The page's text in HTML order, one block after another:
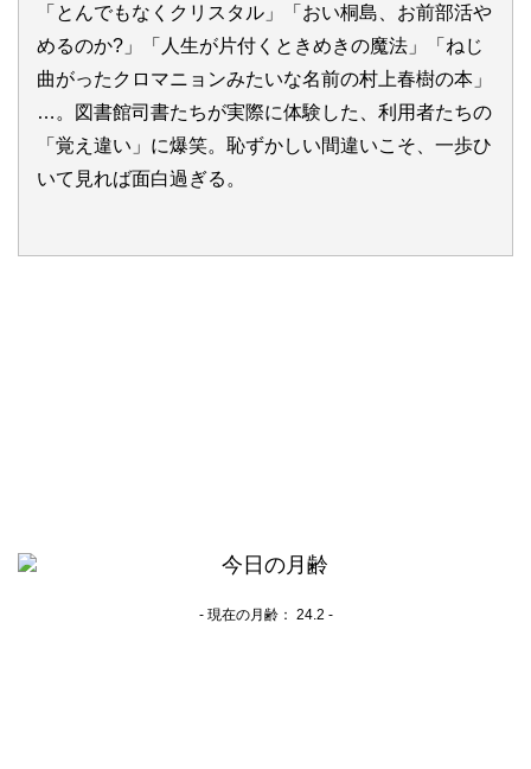
「とんでもなくクリスタル」「おい桐島、お前部活や
めるのか?」「人生が片付くときめきの魔法」「ねじ
曲がったクロマニョンみたいな名前の村上春樹の本」
…。図書館司書たちが実際に体験した、利用者たちの
「覚え違い」に爆笑。恥ずかしい間違いこそ、一歩ひ
いて見れば面白過ぎる。
- 現在の月齢： 24.2 -